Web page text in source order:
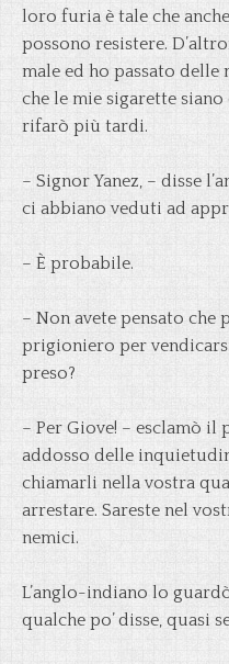
loro furia è tale che
possono resistere.
male ed ho passato
che le mie sigarette
rifarò più tardi.
– Signor Yanez, – disse
ci abbiano veduti ad
– È probabile.
– Non avete pensato
prigioniero per
preso?
– Per Giove! – esclamò il
addosso delle
chiamarli nella vostra
arrestare. Sareste nel
nemici.
L’anglo-indiano lo
qualche po’ disse, quasi